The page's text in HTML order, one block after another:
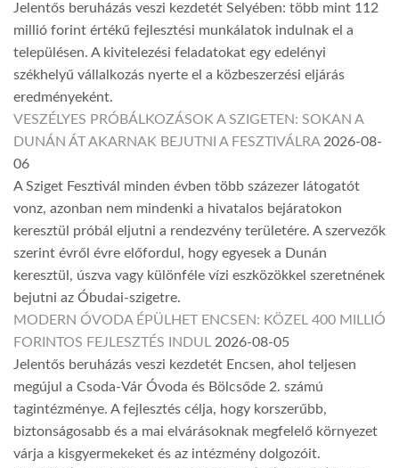
Jelentős beruházás veszi kezdetét Selyében: több mint 112
millió forint értékű fejlesztési munkálatok indulnak el a
településen. A kivitelezési feladatokat egy edelényi
székhelyű vállalkozás nyerte el a közbeszerzési eljárás
eredményeként.
VESZÉLYES PRÓBÁLKOZÁSOK A SZIGETEN: SOKAN A
DUNÁN ÁT AKARNAK BEJUTNI A FESZTIVÁLRA 2026-08-
06
A Sziget Fesztivál minden évben több százezer látogatót
vonz, azonban nem mindenki a hivatalos bejáratokon
keresztül próbál eljutni a rendezvény területére. A szervezők
szerint évről évre előfordul, hogy egyesek a Dunán
keresztül, úszva vagy különféle vízi eszközökkel szeretnének
bejutni az Óbudai-szigetre.
MODERN ÓVODA ÉPÜLHET ENCSEN: KÖZEL 400 MILLIÓ
FORINTOS FEJLESZTÉS INDUL 2026-08-05
Jelentős beruházás veszi kezdetét Encsen, ahol teljesen
megújul a Csoda-Vár Óvoda és Bölcsőde 2. számú
tagintézménye. A fejlesztés célja, hogy korszerűbb,
biztonságosabb és a mai elvárásoknak megfelelő környezet
várja a kisgyermekeket és az intézmény dolgozóit.